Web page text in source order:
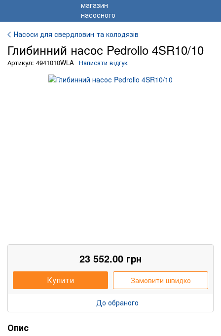
Насоси для свердловин та колодязів
Глибинний насос Pedrollo 4SR10/10
Артикул: 4941010WLA Написати відгук
23 552.00 грн
Купити Замовити швидко
До обраного
Опис